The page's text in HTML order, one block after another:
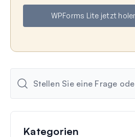
e
a
i
l
WPForms Lite jetzt
Kategorien